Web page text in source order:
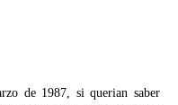
de 1987, si querian saber